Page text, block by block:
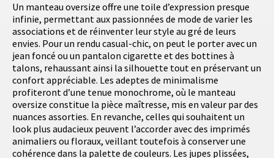
Un manteau oversize offre une toile d’expression presque
infinie, permettant aux passionnées de mode de varier les
associations et de réinventer leur style au gré de leurs
envies. Pour un rendu casual-chic, on peut le porter avec un
jean foncé ou un pantalon cigarette et des bottines à
talons, rehaussant ainsi la silhouette tout en préservant un
confort appréciable. Les adeptes de minimalisme
profiteront d’une tenue monochrome, où le manteau
oversize constitue la pièce maîtresse, mis en valeur par des
nuances assorties. En revanche, celles qui souhaitent un
look plus audacieux peuvent l’accorder avec des imprimés
animaliers ou floraux, veillant toutefois à conserver une
cohérence dans la palette de couleurs. Les jupes plissées,